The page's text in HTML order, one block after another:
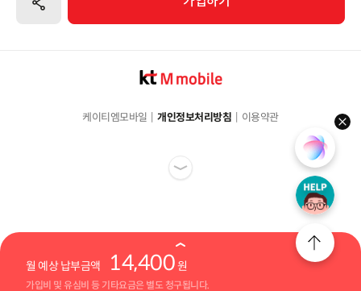
월 예상 납부금액 14,400원
가입비 및 유심비 등 기타요금은 별도 청구됩니다.
케이티엠모바일 개인정보처리방침 이용약관 help